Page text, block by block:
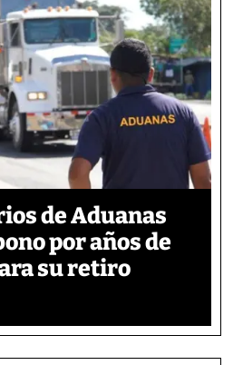
de Aduanas
por años de
su retiro